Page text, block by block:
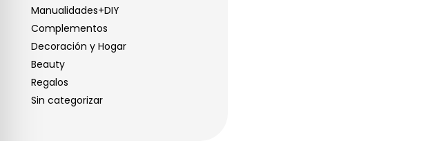
Manualidades+DIY
Complementos
Decoración y Hogar
Beauty
Regalos
Sin categorizar